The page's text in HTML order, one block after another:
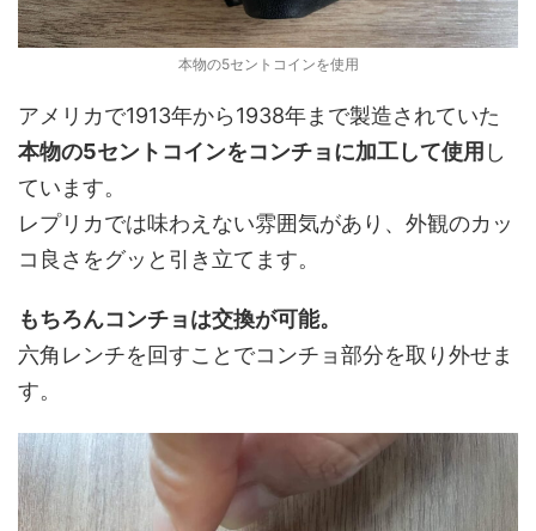
本物の5セントコインを使用
アメリカで1913年から1938年まで製造されていた
本物の5セントコインをコンチョに加工して使用 し
ています。
レプリカでは味わえない雰囲気があり、外観のカッ
コ良さをグッと引き立てます。
もちろんコンチョは交換が可能。
六角レンチを回すことでコンチョ部分を取り外せま
す。